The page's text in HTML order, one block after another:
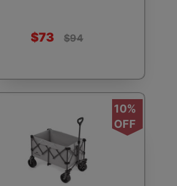
澡更衣帳篷用品 野餐墊
活動摺疊桌椅 - 戶外摺枱 摺櫈
$73 $94
10%
OFF